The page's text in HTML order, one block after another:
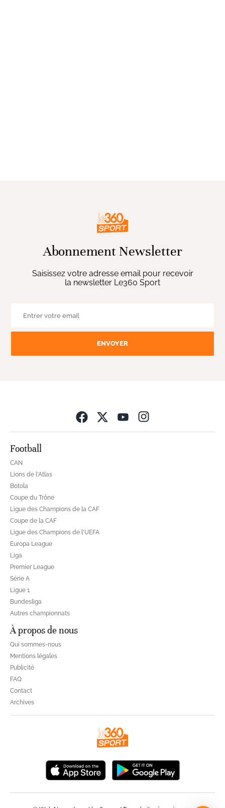
Abonnement Newsletter
Saisissez votre adresse email pour recevoir
la newsletter Le360 Sport
ENVOYER
Football
CAN
Lions de l'Atlas
Botola
Coupe du Trône
Ligue des Champions de la CAF
Coupe de la CAF
Ligue des Champions de l'UEFA
Europa League
Liga
Premier League
Série A
Ligue 1
Bundesliga
Autres championnats
À propos de nous
Qui sommes-nous
Mentions légales
Publicité
FAQ
Contact
Archives